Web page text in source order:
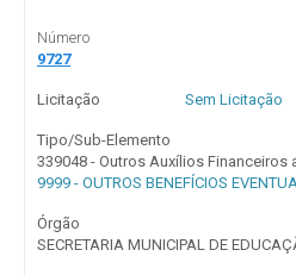
Número
9727
Licitação Sem Licitação
Tipo/Sub-Elemento
339048 - Outros Auxílios Financeiros
9999 - OUTROS BENEFÍCIOS
Órgão
SECRETARIA MUNICIPAL DE